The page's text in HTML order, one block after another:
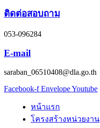
ติดต่อสอบถาม
053-096284
E-mail
saraban_06510408@dla.go.th
Facebook-f EnvelopeYoutube
หน้าแรก
โครงสร้างหน่วยงาน